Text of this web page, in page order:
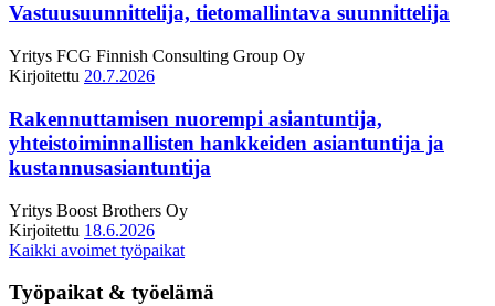
Vastuusuunnittelija, tietomallintava suunnittelija
Yritys FCG Finnish Consulting Group Oy
Kirjoitettu 20.7.2026
Rakennuttamisen nuorempi asiantuntija,
yhteistoiminnallisten hankkeiden asiantuntija ja
kustannusasiantuntija
Yritys Boost Brothers Oy
Kirjoitettu 18.6.2026
Kaikki avoimet työpaikat
Työpaikat & työelämä